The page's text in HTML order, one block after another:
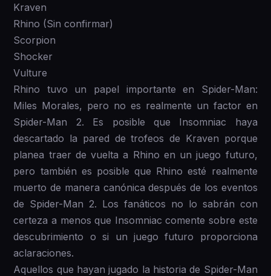
Kraven
Rhino (Sin confirmar)
Scorpion
Shocker
Vulture
Rhino tuvo un papel importante en Spider-Man:
Miles Morales, pero no es realmente un factor en
Spider-Man 2. Es posible que Insomniac haya
descartado la pared de trofeos de Kraven porque
planea traer de vuelta a Rhino en un juego futuro,
pero también es posible que Rhino esté realmente
muerto de manera canónica después de los eventos
de Spider-Man 2. Los fanáticos no lo sabrán con
certeza a menos que Insomniac comente sobre este
descubrimiento o si un juego futuro proporciona
aclaraciones.
Aquellos que hayan jugado la historia de Spider-Man